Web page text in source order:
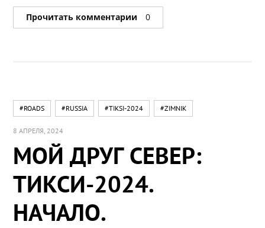
Прочитать комментарии 0
#ROADS #RUSSIA #TIKSI-2024 #ZIMNIK
8 АПРЕЛЯ, 2024
МОЙ ДРУГ СЕВЕР:
ТИКСИ-2024.
НАЧАЛО.